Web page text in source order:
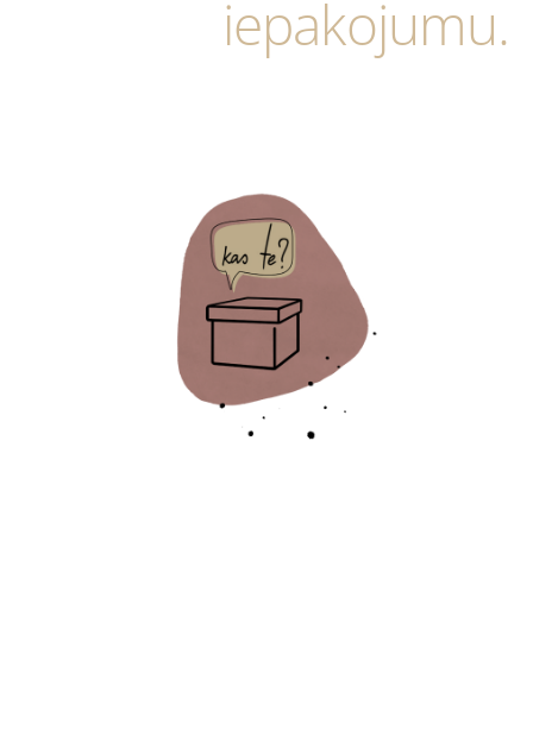
iepakojumu.